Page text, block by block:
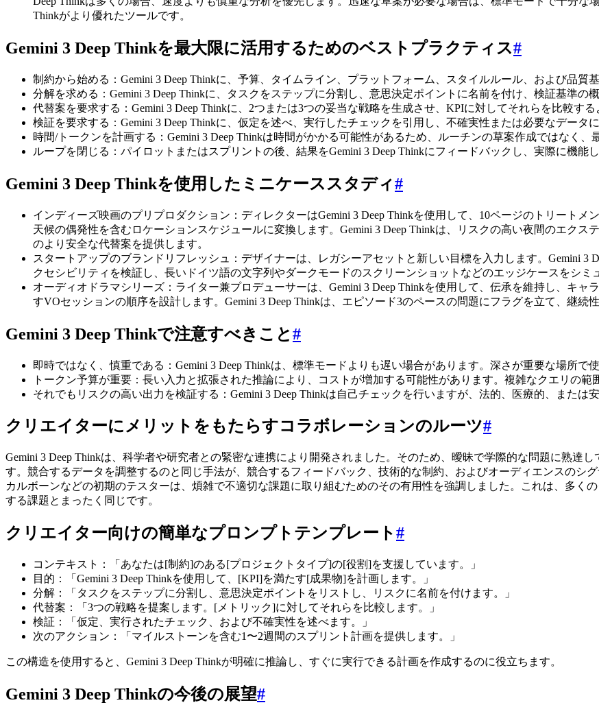
Thinkがより優れたツールです。
Gemini 3 Deep Thinkを最大限に活用するためのベストプラクティス#
制約から始める：Gemini 3 Deep Thinkに、予算、タイムライン、プラットフォーム、スタイルルール、および品質
分解を求める：Gemini 3 Deep Thinkに、タスクをステップに分割し、意思決定ポイントに名前を付け、検証基準の
代替案を要求する：Gemini 3 Deep Thinkに、2つまたは3つの妥当な戦略を生成させ、KPIに対してそれらを比較する
検証を要求する：Gemini 3 Deep Thinkに、仮定を述べ、実行したチェックを引用し、不確実性または必要なデータ
時間/トークンを計画する：Gemini 3 Deep Thinkは時間がかかる可能性があるため、ルーチンの草案作成ではなく、
ループを閉じる：パイロットまたはスプリントの後、結果をGemini 3 Deep Thinkにフィードバックし、実際に機能
Gemini 3 Deep Thinkを使用したミニケーススタディ#
インディーズ映画のプリプロダクション：ディレクターはGemini 3 Deep Thinkを使用して、10ページのトリート
天候の偶発性を含むロケーションスケジュールに変換します。Gemini 3 Deep Thinkは、リスクの高い夜間のエク
のより安全な代替案を提供します。
スタートアップのブランドリフレッシュ：デザイナーは、レガシーアセットと新しい目標を入力します。Gemini 3
クセシビリティを検証し、長いドイツ語の文字列やダークモードのスクリーンショットなどのエッジケースをシミ
オーディオドラマシリーズ：ライター兼プロデューサーは、Gemini 3 Deep Thinkを使用して、伝承を維持し、キ
すVOセッションの順序を設計します。Gemini 3 Deep Thinkは、エピソード3のペースの問題にフラグを立て、継続
Gemini 3 Deep Thinkで注意すべきこと#
即時ではなく、慎重である：Gemini 3 Deep Thinkは、標準モードよりも遅い場合があります。深さが重要な場所で
トークン予算が重要：長い入力と拡張された推論により、コストが増加する可能性があります。複雑なクエリの範
それでもリスクの高い出力を検証する：Gemini 3 Deep Thinkは自己チェックを行いますが、法的、医療的、または
クリエイターにメリットをもたらすコラボレーションのルーツ#
Gemini 3 Deep Thinkは、科学者や研究者との緊密な連携により開発されました。そのため、曖昧で学際的な問題に熟達
す。競合するデータを調整するのと同じ手法が、競合するフィードバック、技術的な制約、およびオーディエンスのシ
カルボーンなどの初期のテスターは、煩雑で不適切な課題に取り組むためのその有用性を強調しました。これは、多く
する課題とまったく同じです。
クリエイター向けの簡単なプロンプトテンプレート#
コンテキスト：「あなたは[制約]のある[プロジェクトタイプ]の[役割]を支援しています。」
目的：「Gemini 3 Deep Thinkを使用して、[KPI]を満たす[成果物]を計画します。」
分解：「タスクをステップに分割し、意思決定ポイントをリストし、リスクに名前を付けます。」
代替案：「3つの戦略を提案します。[メトリック]に対してそれらを比較します。」
検証：「仮定、実行されたチェック、および不確実性を述べます。」
次のアクション：「マイルストーンを含む1〜2週間のスプリント計画を提供します。」
この構造を使用すると、Gemini 3 Deep Thinkが明確に推論し、すぐに実行できる計画を作成するのに役立ちます。
Gemini 3 Deep Thinkの今後の展望#